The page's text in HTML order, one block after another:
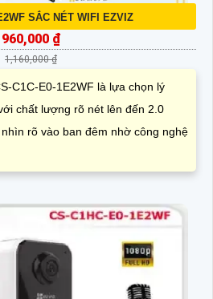
SẮC NÉT WIFI EZVIZ
960,000 ₫
1,160,000 ₫
C1C-E0-1E2WF là lựa chọn lý
chất lượng rõ nét lên đến 2.0
rõ vào ban đêm nhờ công nghệ